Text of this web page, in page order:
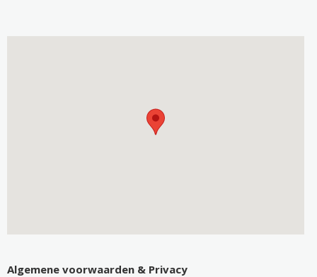
Algemene voorwaarden & Privacy